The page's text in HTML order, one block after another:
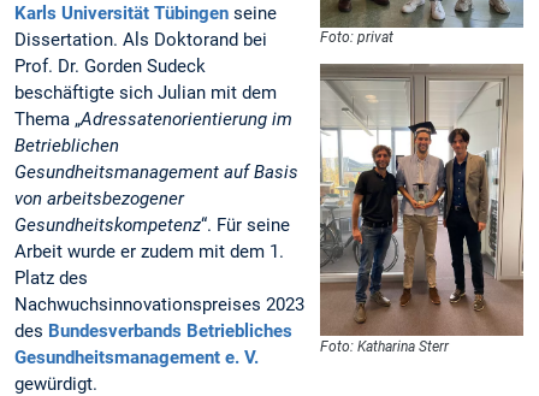
Foto: privat
Foto: Katharina Sterr
Karls Universität Tübingen seine
Dissertation. Als Doktorand bei
Prof. Dr. Gorden Sudeck
beschäftigte sich Julian mit dem
Thema „Adressatenorientierung im
Betrieblichen
Gesundheitsmanagement auf Basis
von arbeitsbezogener
Gesundheitskompetenz“. Für seine
Arbeit wurde er zudem mit dem 1.
Platz des
Nachwuchsinnovationspreises 2023
des Bundesverbands Betriebliches
Gesundheitsmanagement e. V.
gewürdigt.